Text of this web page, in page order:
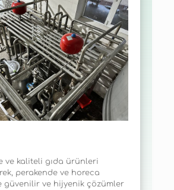
ve kaliteli gıda ürünleri
perakende ve horeca
güvenilir ve hijyenik çözümler